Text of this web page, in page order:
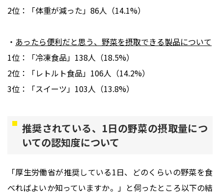
2位：「体重が減った」86人（14.1%）
・ あったら便利だと思う、野菜を摂取できる製品について
1位：「冷凍食品」138人（18.5%）
2位：「レトルト食品」106人（14.2%）
3位：「スイーツ」103人（13.8%）
推奨されている、1日の野菜の摂取量につ
いての認知度について
「厚生労働省が推奨している1日、どのくらいの野菜を食
べればよいか知っていますか。」と伺ったところ以下の結